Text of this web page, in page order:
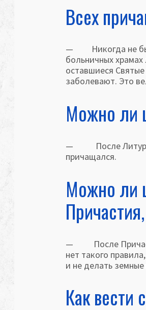
Всех
— Никогда не
больничных
оставшиеся
заболевают. Это
Можно ли
— После Литургии
причащался.
Можно ли
— После
нет такого
и не делать
Как вести